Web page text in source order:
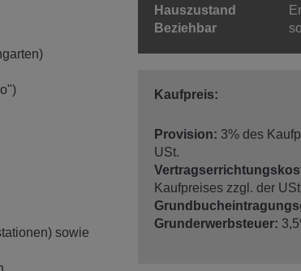
sowie
Hauszustand
Beziehbar
Kaufpreis:
Provision: 3% des
USt.
Kaufpreises zzgl. der USt
Grunderwerbsteuer: